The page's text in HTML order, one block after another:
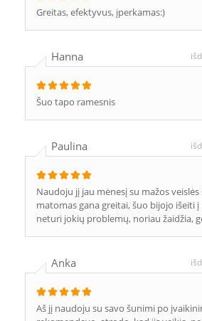
Greitas, efektyvus, įperkamas:)
Hanna
Šuo tapo ramesnis
Paulina
Naudoju jį jau mėnesį su mažos
matomas gana greitai, šuo bijojo išeiti į
neturi jokių problemų, noriau žaidžia,
Anka
Aš jį naudoju su savo šunimi po